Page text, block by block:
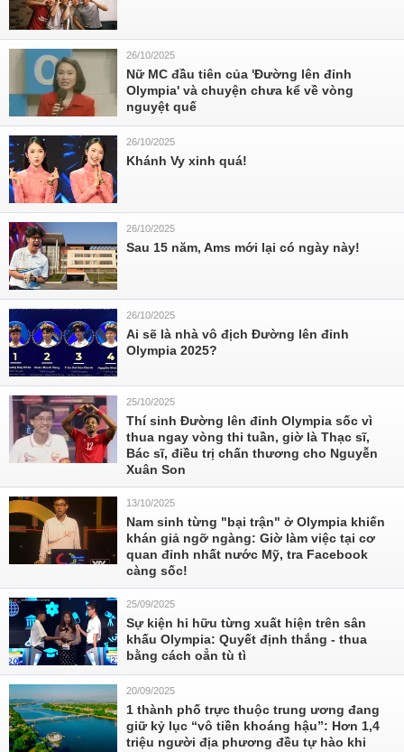
26/10/2025
Nữ MC đầu tiên của 'Đường lên đỉnh
Olympia' và chuyện chưa kể về vòng
nguyệt quế
26/10/2025
Khánh Vy xinh quá!
26/10/2025
Sau 15 năm, Ams mới lại có ngày này!
26/10/2025
Ai sẽ là nhà vô địch Đường lên đỉnh
Olympia 2025?
25/10/2025
Thí sinh Đường lên đỉnh Olympia sốc vì
thua ngay vòng thi tuần, giờ là Thạc sĩ,
Bác sĩ, điều trị chấn thương cho Nguyễn
Xuân Son
13/10/2025
Nam sinh từng "bại trận" ở Olympia khiến
khán giả ngỡ ngàng: Giờ làm việc tại cơ
quan đỉnh nhất nước Mỹ, tra Facebook
càng sốc!
25/09/2025
Sự kiện hi hữu từng xuất hiện trên sân
khấu Olympia: Quyết định thắng - thua
bằng cách oẳn tù tì
20/09/2025
1 thành phố trực thuộc trung ương đang
giữ kỷ lục “vô tiền khoáng hậu”: Hơn 1,4
triệu người địa phương đều tự hào khi